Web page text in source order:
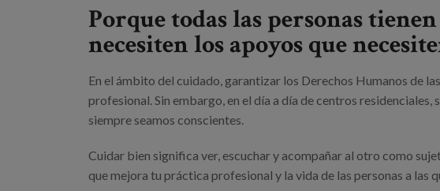
Porque todas las personas
necesiten los apoyos que
En el ámbito del cuidado, garantizar los Derechos Humanos de
profesional. Sin embargo, en el día a día de centros
siempre seamos conscientes.
Cuidar bien significa ver, escuchar y acompañar al otro como
que mejora tu práctica profesional y la vida de las personas a las